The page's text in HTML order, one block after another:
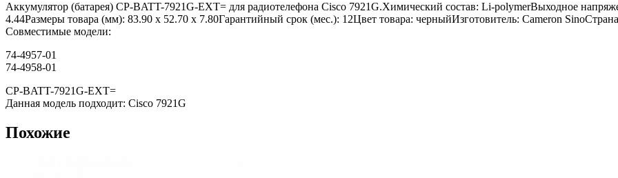
Аккумулятор (батарея) CP-BATT-7921G-EXT= для радиотелефона Cisco 7921G.Химический состав: Li-polymerВыходное
4.44Размеры товара (мм): 83.90 x 52.70 x 7.80Гарантийный срок (мес.): 12Цвет товара: черныйИзготовитель: Cameron
Совместимые модели:
74-4957-01
74-4958-01
CP-BATT-7921G-EXT=
Данная модель подходит: Cisco 7921G
Похожие